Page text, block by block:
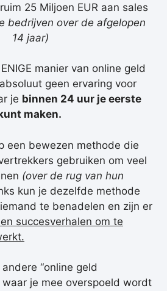
25 Miljoen EUR aan sales
bedrijven over de afgelopen
14 jaar)
manier van online geld
geen ervaring voor
je binnen 24 uur je eerste
maken.
een bewezen methode die
gebruiken om veel
(over de rug van hun
kun je dezelfde methode
te benadelen en zijn er
succesverhalen om te
“online geld
waar je mee overspoeld wordt